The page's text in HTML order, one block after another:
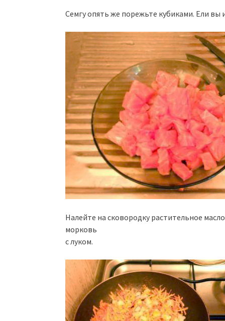
Семгу опять же порежьте кубиками. Ели вы
Налейте на сковородку растительное
морковь
с луком.